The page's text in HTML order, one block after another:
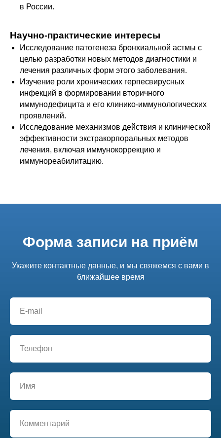
в России.
Научно-практические интересы
Исследование патогенеза бронхиальной астмы с
целью разработки новых методов диагностики и
лечения различных форм этого заболевания.
Изучение роли хронических герпесвирусных
инфекций в формировании вторичного
иммунодефицита и его клинико-иммунологических
проявлений.
Исследование механизмов действия и клинической
эффективности экстракорпоральных методов
лечения, включая иммунокоррекцию и
иммунореабилитацию.
Форма записи на приём
Укажите контактные данные, и мы свяжемся с вами в
ближайшее время